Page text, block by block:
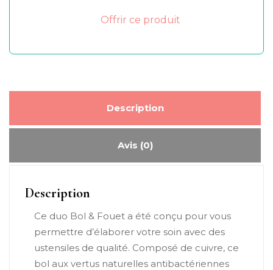
Offrir ce produit
Description
Avis (0)
Description
Ce duo Bol & Fouet a été conçu pour vous
permettre d’élaborer votre soin avec des
ustensiles de qualité. Composé de cuivre, ce
bol aux vertus naturelles antibactériennes